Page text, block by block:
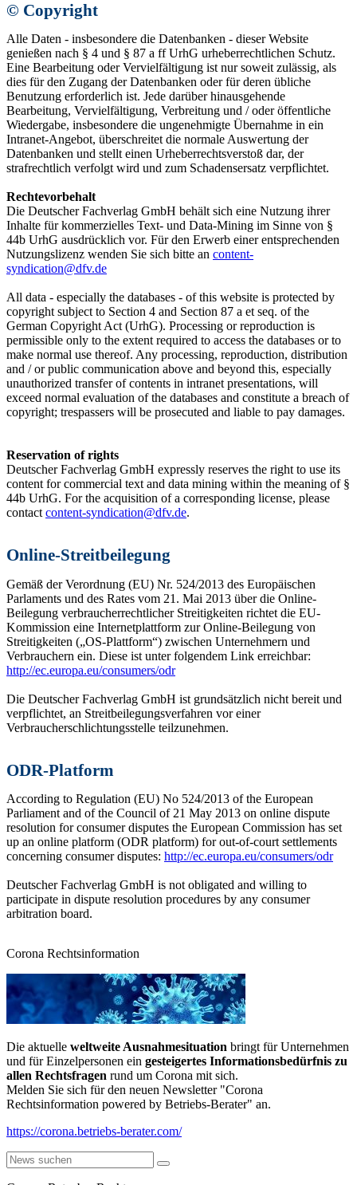
© Copyright
Alle Daten - insbesondere die Datenbanken - dieser Website
genießen nach § 4 und § 87 a ff UrhG urheberrechtlichen Schutz.
Eine Bearbeitung oder Vervielfältigung ist nur soweit zulässig, als
dies für den Zugang der Datenbanken oder für deren übliche
Benutzung erforderlich ist. Jede darüber hinausgehende
Bearbeitung, Vervielfältigung, Verbreitung und / oder öffentliche
Wiedergabe, insbesondere die ungenehmigte Übernahme in ein
Intranet-Angebot, überschreitet die normale Auswertung der
Datenbanken und stellt einen Urheberrechtsverstoß dar, der
strafrechtlich verfolgt wird und zum Schadensersatz verpflichtet.
Rechtevorbehalt
Die Deutscher Fachverlag GmbH behält sich eine Nutzung ihrer
Inhalte für kommerzielles Text- und Data-Mining im Sinne von §
44b UrhG ausdrücklich vor. Für den Erwerb einer entsprechenden
Nutzungslizenz wenden Sie sich bitte an content-
syndication@dfv.de
All data - especially the databases - of this website is protected by
copyright subject to Section 4 and Section 87 a et seq. of the
German Copyright Act (UrhG). Processing or reproduction is
permissible only to the extent required to access the databases or to
make normal use thereof. Any processing, reproduction, distribution
and / or public communication above and beyond this, especially
unauthorized transfer of contents in intranet presentations, will
exceed normal evaluation of the databases and constitute a breach of
copyright; trespassers will be prosecuted and liable to pay damages.
Reservation of rights
Deutscher Fachverlag GmbH expressly reserves the right to use its
content for commercial text and data mining within the meaning of §
44b UrhG. For the acquisition of a corresponding license, please
contact content-syndication@dfv.de.
Online-Streitbeilegung
Gemäß der Verordnung (EU) Nr. 524/2013 des Europäischen
Parlaments und des Rates vom 21. Mai 2013 über die Online-
Beilegung verbraucherrechtlicher Streitigkeiten richtet die EU-
Kommission eine Internetplattform zur Online-Beilegung von
Streitigkeiten („OS-Plattform“) zwischen Unternehmern und
Verbrauchern ein. Diese ist unter folgendem Link erreichbar:
http://ec.europa.eu/consumers/odr
Die Deutscher Fachverlag GmbH ist grundsätzlich nicht bereit und
verpflichtet, an Streitbeilegungsverfahren vor einer
Verbraucherschlichtungsstelle teilzunehmen.
ODR-Platform
According to Regulation (EU) No 524/2013 of the European
Parliament and of the Council of 21 May 2013 on online dispute
resolution for consumer disputes the European Commission has set
up an online platform (ODR platform) for out-of-court settlements
concerning consumer disputes: http://ec.europa.eu/consumers/odr
Deutscher Fachverlag GmbH is not obligated and willing to
participate in dispute resolution procedures by any consumer
arbitration board.
Corona Rechtsinformation
Die aktuelle weltweite Ausnahmesituation bringt für Unternehmen
und für Einzelpersonen ein gesteigertes Informationsbedürfnis zu
allen Rechtsfragen rund um Corona mit sich.
Melden Sie sich für den neuen Newsletter "Corona
Rechtsinformation powered by Betriebs-Berater" an.
https://corona.betriebs-berater.com/